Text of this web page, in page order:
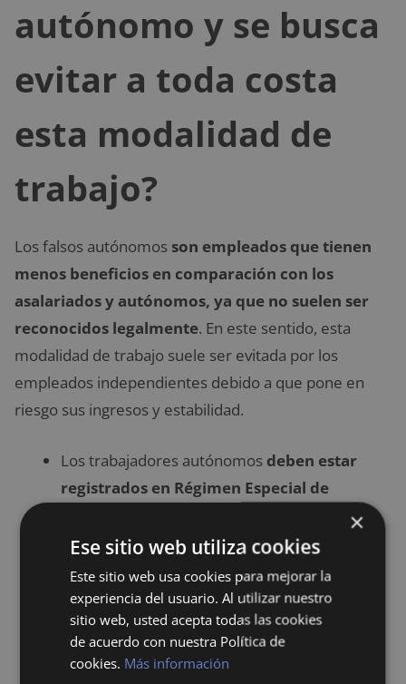
autónomo y se busca
evitar a toda costa
esta modalidad de
trabajo?
Los falsos autónomos son empleados que tienen
menos beneficios en comparación con los
asalariados y autónomos, ya que no suelen ser
reconocidos legalmente. En este sentido, esta
modalidad de trabajo suele ser evitada por los
empleados independientes debido a que pone en
riesgo sus ingresos y estabilidad.
Los trabajadores autónomos deben estar
registrados en Régimen Especial de
directamente sus prestaciones del Seguro
Social. No obstante, deberán cumplir
funciones similares a las de los trabajadores
asalariados de los que la empresa se
encargará directamente de sus cotizaciones.
×
Ese sitio web utiliza cookies
Este sitio web usa cookies para mejorar la
experiencia del usuario. Al utilizar nuestro
sitio web, usted acepta todas las cookies
de acuerdo con nuestra Política de
cookies. Más información